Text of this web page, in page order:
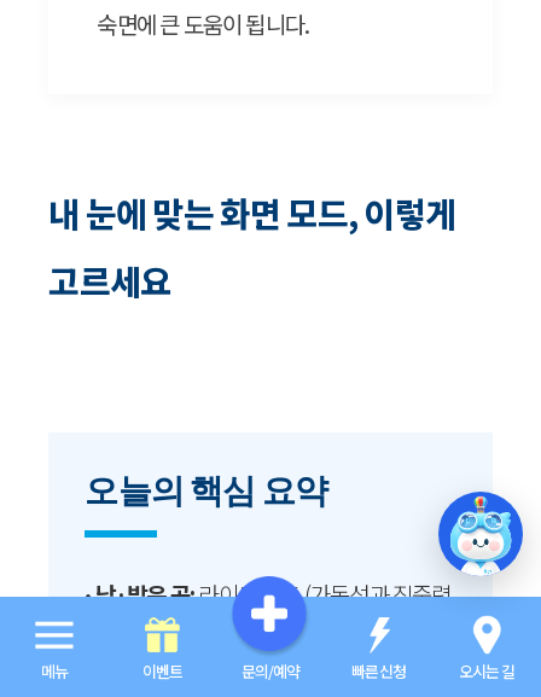
숙면에 큰 도움이 됩니다.
내 눈에 맞는 화면 모드, 이렇게
고르세요
오늘의 핵심 요약
•낮·밝은 곳:라이트 모드 (가독성과 집중력
최적화)
메뉴 이벤트 문의/예약 빠른신청 오시는 길